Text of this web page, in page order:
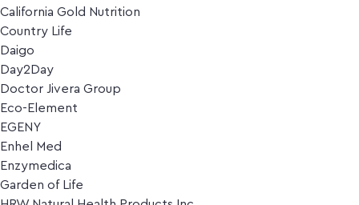
California Gold Nutrition
Country Life
Daigo
Day2Day
Doctor Jivera Group
Eco-Element
EGENY
Enhel Med
Enzymedica
Garden of Life